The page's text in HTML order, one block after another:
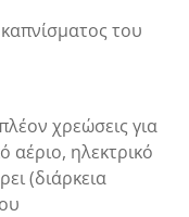
του
χρεώσεις για
αέριο, ηλεκτρικό
(διάρκεια